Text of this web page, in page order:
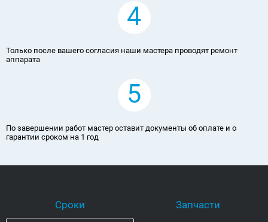
4
Только после вашего согласия наши мастера проводят ремонт
аппарата
5
По завершении работ мастер оставит документы об оплате и о
гарантии сроком на 1 год
Сроки Запчасти